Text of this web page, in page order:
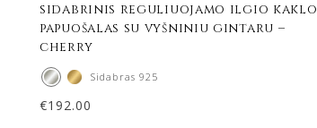
sidabrinis reguliuojamo ilgio kaklo
papuošalas su vyšniniu gintaru –
cherry
Sidabras 925
€192.00